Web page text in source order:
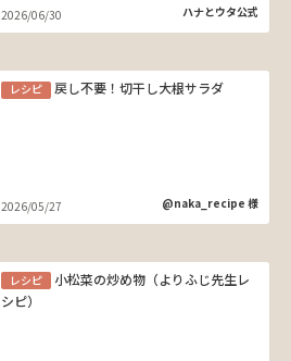
2026/06/30 ハナとウタ公式
レシピ 戻し不要！切干し大根サラダ
2026/05/27 @naka_recipe 様
レシピ
小松菜の炒め物（よりふじ先生レ
シピ）